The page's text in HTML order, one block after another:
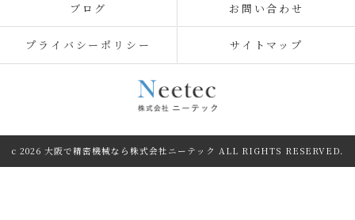
ブログ お問い合わせ
プライバシーポリシー サイトマップ
c 2026 大阪で精密機械なら株式会社ニーテック ALL RIGHTS RESERVED.